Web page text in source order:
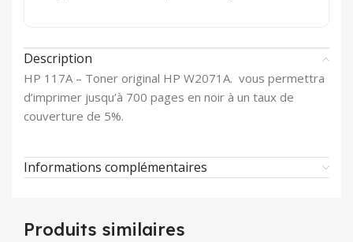
Description
HP 117A – Toner original HP W2071A. vous permettra
d’imprimer jusqu’à 700 pages en noir à un taux de
couverture de 5%.
Informations complémentaires
Produits similaires